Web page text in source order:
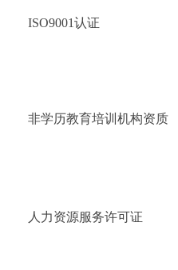
ISO9001认证
非学历教育培训机构资质
人力资源服务许可证